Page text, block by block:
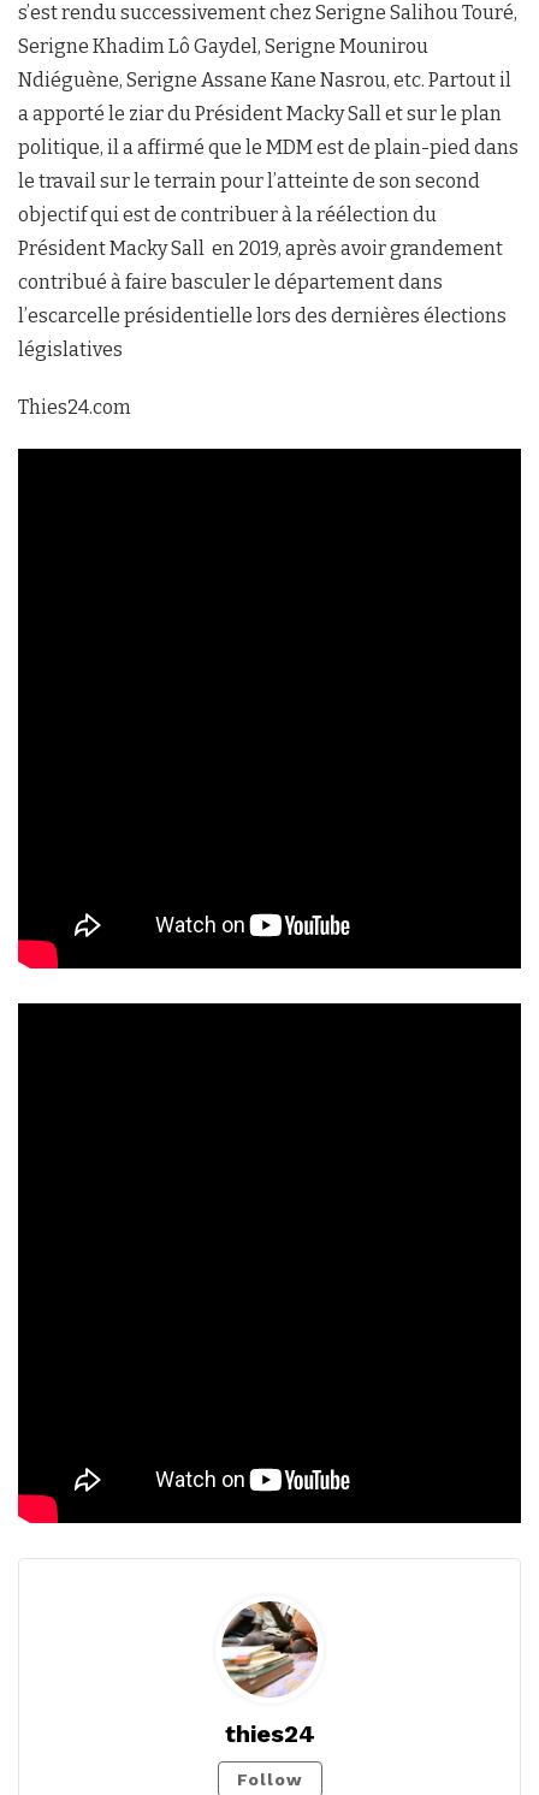
s’est rendu successivement chez Serigne Salihou Touré,
Serigne Khadim Lô Gaydel, Serigne Mounirou
Ndiéguène, Serigne Assane Kane Nasrou, etc. Partout il
a apporté le ziar du Président Macky Sall et sur le plan
politique, il a affirmé que le MDM est de plain-pied dans
le travail sur le terrain pour l’atteinte de son second
objectif qui est de contribuer à la réélection du
Président Macky Sall en 2019, après avoir grandement
contribué à faire basculer le département dans
l’escarcelle présidentielle lors des dernières élections
législatives
Thies24.com
thies24
Follow